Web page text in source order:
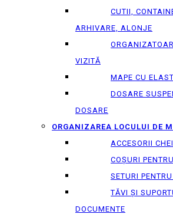
CUTII,
ARHIVARE, ALONJE
VIZITĂ
MAPE CU
DOSARE
DOSARE
ORGANIZAREA LOCULUI DE
ACCESORII
COȘURI
SETURI
TĂVI ȘI
DOCUMENTE